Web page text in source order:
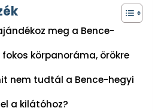
meg a Bence-
fokos körpanoráma, örökre
nem tudtál a Bence-hegyi
a kilátóhoz?